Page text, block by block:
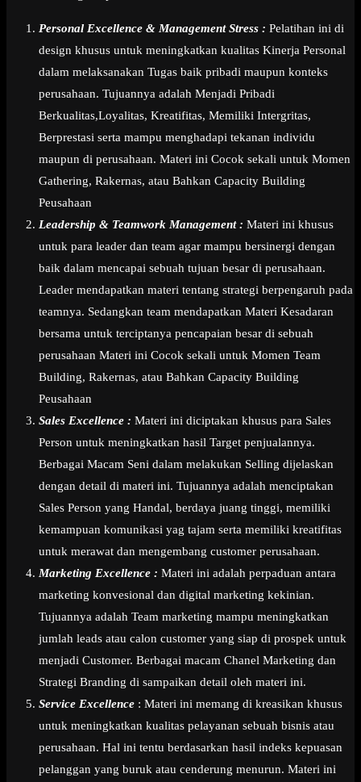
Personal Excellence & Management Stress : Pelatihan ini di
design khusus untuk meningkatkan kualitas Kinerja Personal
dalam melaksanakan Tugas baik pribadi maupun konteks
perusahaan. Tujuannya adalah Menjadi Pribadi
Berkualitas,Loyalitas, Kreatifitas, Memiliki Intergritas,
Berprestasi serta mampu menghadapi tekanan individu
maupun di perusahaan. Materi ini Cocok sekali untuk Momen
Gathering, Rakernas, atau Bahkan Capacity Building
Peusahaan
Leadership & Teamwork Management : Materi ini khusus
untuk para leader dan team agar mampu bersinergi dengan
baik dalam mencapai sebuah tujuan besar di perusahaan.
Leader mendapatkan materi tentang strategi berpengaruh pada
teamnya. Sedangkan team mendapatkan Materi Kesadaran
bersama untuk terciptanya pencapaian besar di sebuah
perusahaan Materi ini Cocok sekali untuk Momen Team
Building, Rakernas, atau Bahkan Capacity Building
Peusahaan
Sales Excellence : Materi ini diciptakan khusus para Sales
Person untuk meningkatkan hasil Target penjualannya.
Berbagai Macam Seni dalam melakukan Selling dijelaskan
dengan detail di materi ini. Tujuannya adalah menciptakan
Sales Person yang Handal, berdaya juang tinggi, memiliki
kemampuan komunikasi yag tajam serta memiliki kreatifitas
untuk merawat dan mengembang customer perusahaan.
Marketing Excellence : Materi ini adalah perpaduan antara
marketing konvesional dan digital marketing kekinian.
Tujuannya adalah Team marketing mampu meningkatkan
jumlah leads atau calon customer yang siap di prospek untuk
menjadi Customer. Berbagai macam Chanel Marketing dan
Strategi Branding di sampaikan detail oleh materi ini.
Service Excellence : Materi ini memang di kreasikan khusus
untuk meningkatkan kualitas pelayanan sebuah bisnis atau
perusahaan. Hal ini tentu berdasarkan hasil indeks kepuasan
pelanggan yang buruk atau cenderung menurun. Materi ini